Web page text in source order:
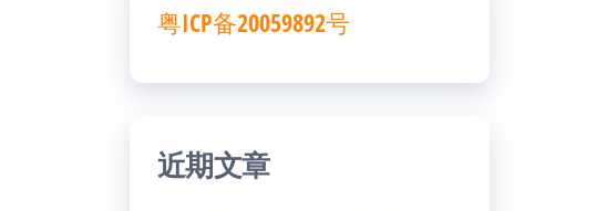
粤ICP备20059892号
近期文章